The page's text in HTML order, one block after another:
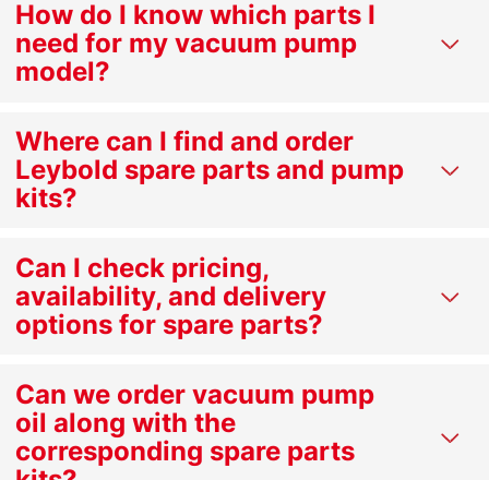
How do I know which parts I
need for my vacuum pump
model?
Where can I find and order
Leybold spare parts and pump
kits?
Can I check pricing,
availability, and delivery
options for spare parts?
Can we order vacuum pump
oil along with the
corresponding spare parts